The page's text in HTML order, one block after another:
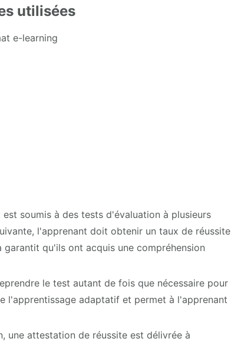
utilisées
e-learning
est soumis à des tests d'évaluation à plusieurs
l'apprenant doit obtenir un taux de réussite
qu'ils ont acquis une compréhension
le test autant de fois que nécessaire pour
l'apprentissage adaptatif et permet à l'apprenant
une attestation de réussite est délivrée à